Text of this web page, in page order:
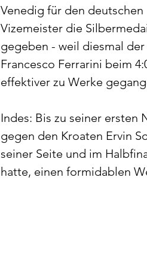
Venedig für den deutschen
Vizemeister die
gegeben - weil diesmal
Francesco Ferrarini beim
effektiver zu Werke
Indes: Bis zu seiner
gegen den Kroaten Ervin
seiner Seite und im
hatte, einen formidablen